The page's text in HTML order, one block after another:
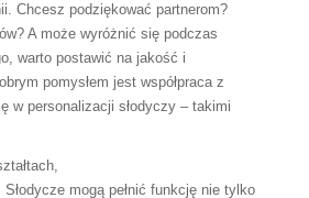
Chcesz podziękować partnerom?
A może wyróżnić się podczas
warto postawić na jakość i
pomysłem jest współpraca z
w personalizacji słodyczy – takimi
mogą pełnić funkcję nie tylko